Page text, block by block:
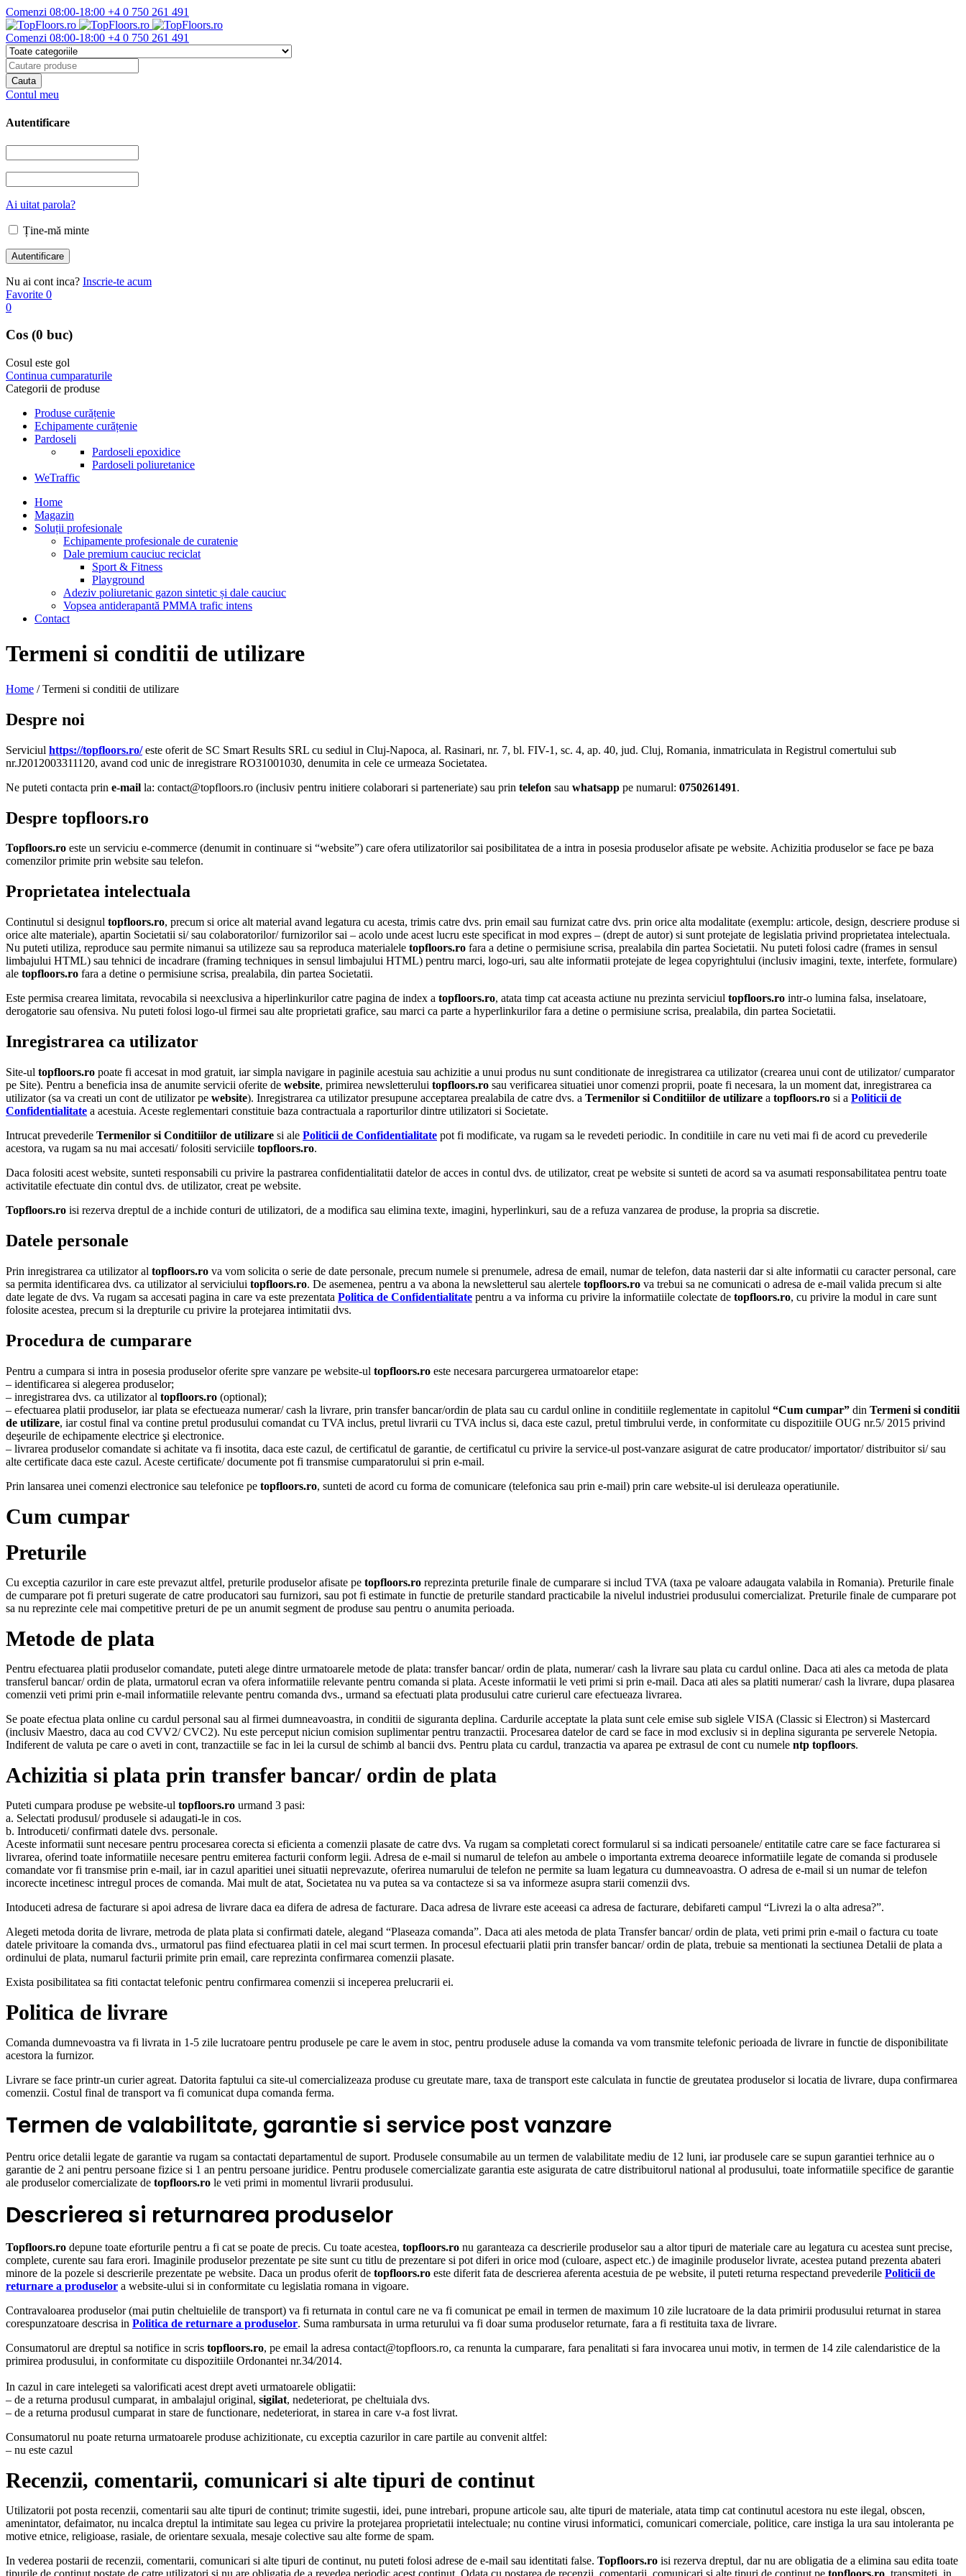
Comenzi 08:00-18:00 +4 0 750 261 491
Comenzi 08:00-18:00 +4 0 750 261 491
Contul meu
Autentificare
Ai uitat parola?
Ține-mă minte
Nu ai cont inca? Inscrie-te acum
Favorite 0
0
Cos (0 buc)
Cosul este gol
Continua cumparaturile
Categorii de produse
Produse curățenie
Echipamente curățenie
Pardoseli
Pardoseli epoxidice
Pardoseli poliuretanice
WeTraffic
Home
Magazin
Soluții profesionale
Echipamente profesionale de curatenie
Dale premium cauciuc reciclat
Sport & Fitness
Playground
Adeziv poliuretanic gazon sintetic și dale cauciuc
Vopsea antiderapantă PMMA trafic intens
Contact
Termeni si conditii de utilizare
Home / Termeni si conditii de utilizare
Despre noi
Serviciul https://topfloors.ro/este oferit de SC Smart Results SRL cu sediul in Cluj-Napoca, al. Rasinari, nr. 7, bl. FIV-1, sc. 4, ap. 40, jud. Cluj, Romania, inmatriculata in Registrul comertului sub
nr.J2012003311120, avand cod unic de inregistrare RO31001030, denumita in cele ce urmeaza Societatea.
Ne puteti contacta prin e-mail la: contact@topfloors.ro (inclusiv pentru initiere colaborari si parteneriate) sau prin telefon sau whatsapp pe numarul: 0750261491.
Despre topfloors.ro
Topfloors.ro este un serviciu e-commerce (denumit in continuare si “website”) care ofera utilizatorilor sai posibilitatea de a intra in posesia produselor afisate pe website. Achizitia produselor se face pe baza
comenzilor primite prin website sau telefon.
Proprietatea intelectuala
Continutul si designul topfloors.ro, precum si orice alt material avand legatura cu acesta, trimis catre dvs. prin email sau furnizat catre dvs. prin orice alta modalitate (exemplu: articole, design, descriere produse si
orice alte materiale), apartin Societatii si/ sau colaboratorilor/ furnizorilor sai – acolo unde acest lucru este specificat in mod expres – (drept de autor) si sunt protejate de legislatia privind proprietatea intelectuala.
Nu puteti utiliza, reproduce sau permite nimanui sa utilizeze sau sa reproduca materialele topfloors.ro fara a detine o permisiune scrisa, prealabila din partea Societatii. Nu puteti folosi cadre (frames in sensul
limbajului HTML) sau tehnici de incadrare (framing techniques in sensul limbajului HTML) pentru marci, logo-uri, sau alte informatii protejate de legea copyrightului (inclusiv imagini, texte, interfete, formulare)
ale topfloors.ro fara a detine o permisiune scrisa, prealabila, din partea Societatii.
Este permisa crearea limitata, revocabila si neexclusiva a hiperlinkurilor catre pagina de index a topfloors.ro, atata timp cat aceasta actiune nu prezinta serviciul topfloors.ro intr-o lumina falsa, inselatoare,
derogatorie sau ofensiva. Nu puteti folosi logo-ul firmei sau alte proprietati grafice, sau marci ca parte a hyperlinkurilor fara a detine o permisiune scrisa, prealabila, din partea Societatii.
Inregistrarea ca utilizator
Site-ul topfloors.ro poate fi accesat in mod gratuit, iar simpla navigare in paginile acestuia sau achizitie a unui produs nu sunt conditionate de inregistrarea ca utilizator (crearea unui cont de utilizator/ cumparator
pe Site). Pentru a beneficia insa de anumite servicii oferite de website, primirea newsletterului topfloors.ro sau verificarea situatiei unor comenzi proprii, poate fi necesara, la un moment dat, inregistrarea ca
utilizator (sa va creati un cont de utilizator pe website). Inregistrarea ca utilizator presupune acceptarea prealabila de catre dvs. a Termenilor si Conditiilor de utilizare a topfloors.ro si a Politicii de
Confidentialitate a acestuia. Aceste reglementari constituie baza contractuala a raporturilor dintre utilizatori si Societate.
Intrucat prevederile Termenilor si Conditiilor de utilizare si ale Politicii de Confidentialitate pot fi modificate, va rugam sa le revedeti periodic. In conditiile in care nu veti mai fi de acord cu prevederile
acestora, va rugam sa nu mai accesati/ folositi serviciile topfloors.ro.
Daca folositi acest website, sunteti responsabili cu privire la pastrarea confidentialitatii datelor de acces in contul dvs. de utilizator, creat pe website si sunteti de acord sa va asumati responsabilitatea pentru toate
activitatile efectuate din contul dvs. de utilizator, creat pe website.
Topfloors.ro isi rezerva dreptul de a inchide conturi de utilizatori, de a modifica sau elimina texte, imagini, hyperlinkuri, sau de a refuza vanzarea de produse, la propria sa discretie.
Datele personale
Prin inregistrarea ca utilizator al topfloors.ro va vom solicita o serie de date personale, precum numele si prenumele, adresa de email, numar de telefon, data nasterii dar si alte informatii cu caracter personal, care
sa permita identificarea dvs. ca utilizator al serviciului topfloors.ro. De asemenea, pentru a va abona la newsletterul sau alertele topfloors.ro va trebui sa ne comunicati o adresa de e-mail valida precum si alte
date legate de dvs. Va rugam sa accesati pagina in care va este prezentata Politica de Confidentialitate pentru a va informa cu privire la informatiile colectate de topfloors.ro, cu privire la modul in care sunt
folosite acestea, precum si la drepturile cu privire la protejarea intimitatii dvs.
Procedura de cumparare
Pentru a cumpara si intra in posesia produselor oferite spre vanzare pe website-ul topfloors.ro este necesara parcurgerea urmatoarelor etape:
– identificarea si alegerea produselor;
– inregistrarea dvs. ca utilizator al topfloors.ro (optional);
– efectuarea platii produselor, iar plata se efectueaza numerar/ cash la livrare, prin transfer bancar/ordin de plata sau cu cardul online in conditiile reglementate in capitolul “Cum cumpar” din Termeni si conditii
de utilizare, iar costul final va contine pretul produsului comandat cu TVA inclus, pretul livrarii cu TVA inclus si, daca este cazul, pretul timbrului verde, in conformitate cu dispozitiile OUG nr.5/ 2015 privind
deşeurile de echipamente electrice şi electronice.
– livrarea produselor comandate si achitate va fi insotita, daca este cazul, de certificatul de garantie, de certificatul cu privire la service-ul post-vanzare asigurat de catre producator/ importator/ distribuitor si/ sau
alte certificate daca este cazul. Aceste certificate/ documente pot fi transmise cumparatorului si prin e-mail.
Prin lansarea unei comenzi electronice sau telefonice pe topfloors.ro, sunteti de acord cu forma de comunicare (telefonica sau prin e-mail) prin care website-ul isi deruleaza operatiunile.
Cum cumpar
Preturile
Cu exceptia cazurilor in care este prevazut altfel, preturile produselor afisate pe topfloors.ro reprezinta preturile finale de cumparare si includ TVA (taxa pe valoare adaugata valabila in Romania). Preturile finale
de cumparare pot fi preturi sugerate de catre producatori sau furnizori, sau pot fi estimate in functie de preturile standard practicabile la nivelul industriei produsului comercializat. Preturile finale de cumparare pot
sa nu reprezinte cele mai competitive preturi de pe un anumit segment de produse sau pentru o anumita perioada.
Metode de plata
Pentru efectuarea platii produselor comandate, puteti alege dintre urmatoarele metode de plata: transfer bancar/ ordin de plata, numerar/ cash la livrare sau plata cu cardul online. Daca ati ales ca metoda de plata
transferul bancar/ ordin de plata, urmatorul ecran va ofera informatiile relevante pentru comanda si plata. Aceste informatii le veti primi si prin e-mail. Daca ati ales sa platiti numerar/ cash la livrare, dupa plasarea
comenzii veti primi prin e-mail informatiile relevante pentru comanda dvs., urmand sa efectuati plata produsului catre curierul care efectueaza livrarea.
Se poate efectua plata online cu cardul personal sau al firmei dumneavoastra, in conditii de siguranta deplina. Cardurile acceptate la plata sunt cele emise sub siglele VISA (Classic si Electron) si Mastercard
(inclusiv Maestro, daca au cod CVV2/ CVC2). Nu este perceput niciun comision suplimentar pentru tranzactii. Procesarea datelor de card se face in mod exclusiv si in deplina siguranta pe serverele Netopia.
Indiferent de valuta pe care o aveti in cont, tranzactiile se fac in lei la cursul de schimb al bancii dvs. Pentru plata cu cardul, tranzactia va aparea pe extrasul de cont cu numele ntp topfloors.
Achizitia si plata prin transfer bancar/ ordin de plata
Puteti cumpara produse pe website-ul topfloors.ro urmand 3 pasi:
a. Selectati produsul/ produsele si adaugati-le in cos.
b. Introduceti/ confirmati datele dvs. personale.
Aceste informatii sunt necesare pentru procesarea corecta si eficienta a comenzii plasate de catre dvs. Va rugam sa completati corect formularul si sa indicati persoanele/ entitatile catre care se face facturarea si
livrarea, oferind toate informatiile necesare pentru emiterea facturii conform legii. Adresa de e-mail si numarul de telefon au ambele o importanta extrema deoarece informatiile legate de comanda si produsele
comandate vor fi transmise prin e-mail, iar in cazul aparitiei unei situatii neprevazute, oferirea numarului de telefon ne permite sa luam legatura cu dumneavoastra. O adresa de e-mail si un numar de telefon
incorecte incetinesc intregul proces de comanda. Mai mult de atat, Societatea nu va putea sa va contacteze si sa va informeze asupra starii comenzii dvs.
Intoduceti adresa de facturare si apoi adresa de livrare daca ea difera de adresa de facturare. Daca adresa de livrare este aceeasi ca adresa de facturare, debifareti campul “Livrezi la o alta adresa?”.
Alegeti metoda dorita de livrare, metroda de plata plata si confirmati datele, alegand “Plaseaza comanda”. Daca ati ales metoda de plata Transfer bancar/ ordin de plata, veti primi prin e-mail o factura cu toate
datele privitoare la comanda dvs., urmatorul pas fiind efectuarea platii in cel mai scurt termen. In procesul efectuarii platii prin transfer bancar/ ordin de plata, trebuie sa mentionati la sectiunea Detalii de plata a
ordinului de plata, numarul facturii primite prin email, care reprezinta confirmarea comenzii plasate.
Exista posibilitatea sa fiti contactat telefonic pentru confirmarea comenzii si inceperea prelucrarii ei.
Politica de livrare
Comanda dumnevoastra va fi livrata in 1-5 zile lucratoare pentru produsele pe care le avem in stoc, pentru produsele aduse la comanda va vom transmite telefonic perioada de livrare in functie de disponibilitate
acestora la furnizor.
Livrare se face printr-un curier agreat. Datorita faptului ca site-ul comercializeaza produse cu greutate mare, taxa de transport este calculata in functie de greutatea produselor si locatia de livrare, dupa confirmarea
comenzii. Costul final de transport va fi comunicat dupa comanda ferma.
Termen de valabilitate, garantie si service post vanzare
Pentru orice detalii legate de garantie va rugam sa contactati departamentul de suport. Produsele consumabile au un termen de valabilitate mediu de 12 luni, iar produsele care se supun garantiei terhnice au o
garantie de 2 ani pentru persoane fizice si 1 an pentru persoane juridice. Pentru produsele comercializate garantia este asigurata de catre distribuitorul national al produsului, toate informatiile specifice de garantie
ale produselor comercializate de topfloors.ro le veti primi in momentul livrarii produsului.
Descrierea si returnarea produselor
Topfloors.ro depune toate eforturile pentru a fi cat se poate de precis. Cu toate acestea, topfloors.ro nu garanteaza ca descrierile produselor sau a altor tipuri de materiale care au legatura cu acestea sunt precise,
complete, curente sau fara erori. Imaginile produselor prezentate pe site sunt cu titlu de prezentare si pot diferi in orice mod (culoare, aspect etc.) de imaginile produselor livrate, acestea putand prezenta abateri
minore de la pozele si descrierile prezentate pe website. Daca un produs oferit de topfloors.ro este diferit fata de descrierea aferenta acestuia de pe website, il puteti returna respectand prevederile Politicii de
returnare a produselor a website-ului si in conformitate cu legislatia romana in vigoare.
Contravaloarea produselor (mai putin cheltuielile de transport) va fi returnata in contul care ne va fi comunicat pe email in termen de maximum 10 zile lucratoare de la data primirii produsului returnat in starea
corespunzatoare descrisa in Politica de returnare a produselor. Suma rambursata in urma returului va fi doar suma produselor returnate, fara a fi restituita taxa de livrare.
Consumatorul are dreptul sa notifice in scris topfloors.ro, pe email la adresa contact@topfloors.ro, ca renunta la cumparare, fara penalitati si fara invocarea unui motiv, in termen de 14 zile calendaristice de la
primirea produsului, in conformitate cu dispozitiile Ordonantei nr.34/2014.
In cazul in care intelegeti sa valorificati acest drept aveti urmatoarele obligatii:
– de a returna produsul cumparat, in ambalajul original, sigilat, nedeteriorat, pe cheltuiala dvs.
– de a returna produsul cumparat in stare de functionare, nedeteriorat, in starea in care v-a fost livrat.
Consumatorul nu poate returna urmatoarele produse achizitionate, cu exceptia cazurilor in care partile au convenit altfel:
– nu este cazul
Recenzii, comentarii, comunicari si alte tipuri de continut
Utilizatorii pot posta recenzii, comentarii sau alte tipuri de continut; trimite sugestii, idei, pune intrebari, propune articole sau, alte tipuri de materiale, atata timp cat continutul acestora nu este ilegal, obscen,
amenintator, defaimator, nu incalca dreptul la intimitate sau legea cu privire la protejarea proprietatii intelectuale; nu contine virusi informatici, comunicari comerciale, politice, care instiga la ura sau intoleranta pe
motive etnice, religioase, rasiale, de orientare sexuala, mesaje colective sau alte forme de spam.
In vederea postarii de recenzii, comentarii, comunicari si alte tipuri de continut, nu puteti folosi adrese de e-mail sau identitati false. Topfloors.ro isi rezerva dreptul, dar nu are obligatia de a elimina sau edita toate
tipurile de continut postate de catre utilizatori si nu are obligatia de a revedea periodic acest continut. Odata cu postarea de recenzii, comentarii, comunicari si alte tipuri de continut pe topfloors.ro , transmiteti, in